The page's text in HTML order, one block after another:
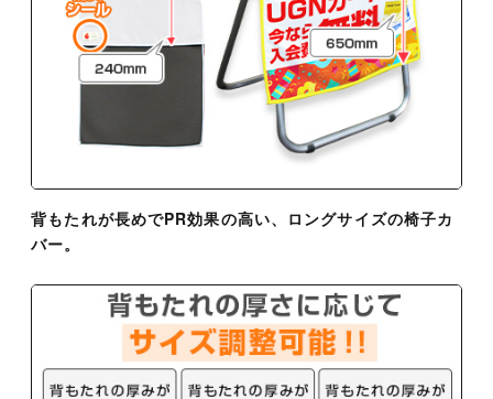
背もたれが長めでPR効果の高い、ロングサイズの椅子カ
バー。